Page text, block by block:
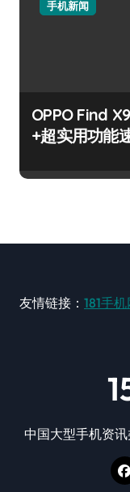
手机新闻
OPPO Find
+超实用功能
友情链接： 181手机
中国大型手机资